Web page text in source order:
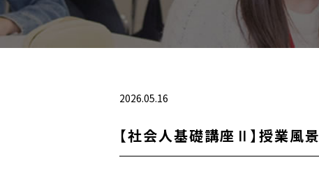
2026.05.16
【社会人基礎講座Ⅱ】授業風景